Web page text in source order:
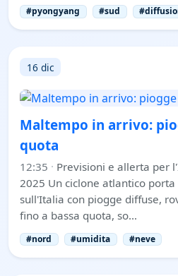
#pyongyang #sud
16 dic
Maltempo in arrivo:
quota
12:35 · Previsioni e allerta per
2025 Un ciclone atlantico
sull'Italia con piogge diffuse,
fino a bassa quota, so…
#nord #umidita #neve